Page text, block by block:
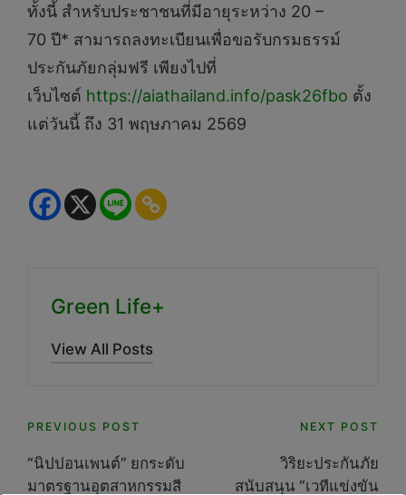
ทั้งนี้ สำหรับประชาชนที่มีอายุระหว่าง 20 –
70 ปี* สามารถลงทะเบียนเพื่อขอรับกรมธรรม์
ประกันภัยกลุ่มฟรี เพียงไปที่
เว็บไซต์ https://aiathailand.info/pask26fbo ตั้ง
แต่วันนี้ ถึง 31 พฤษภาคม 2569
Green Life+
View All Posts
Post
navigation
PREVIOUS POST
“นิปปอนเพนต์” ยกระดับ
มาตรฐานอุตสาหกรรมสี
NEXT POST
วิริยะประกันภัย
สนับสนุน “เวทีแข่งขัน